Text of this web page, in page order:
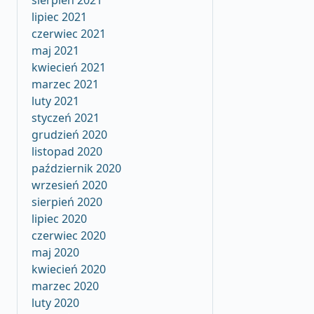
lipiec 2021
czerwiec 2021
maj 2021
kwiecień 2021
marzec 2021
luty 2021
styczeń 2021
grudzień 2020
listopad 2020
październik 2020
wrzesień 2020
sierpień 2020
lipiec 2020
czerwiec 2020
maj 2020
kwiecień 2020
marzec 2020
luty 2020